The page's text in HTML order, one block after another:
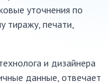
уточнения по
тиражу, печати,
и дизайнера
данные, отвечает